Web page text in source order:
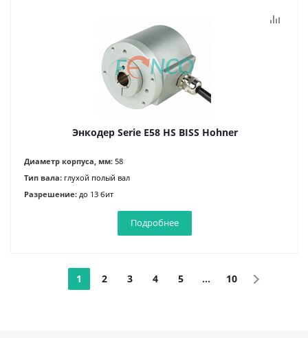
Энкодер Serie E58 HS BISS Hohner
Диаметр корпуса, мм: 58
Тип вала: глухой полый вал
Разрешение: до 13 бит
Подробнее
1 2 3 4 5 ... 10